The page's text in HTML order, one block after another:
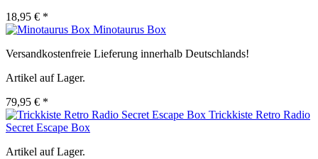
18,95 € *
Minotaurus Box
Versandkostenfreie Lieferung innerhalb Deutschlands!
Artikel auf Lager.
79,95 € *
Trickkiste Retro Radio
Secret Escape Box
Artikel auf Lager.